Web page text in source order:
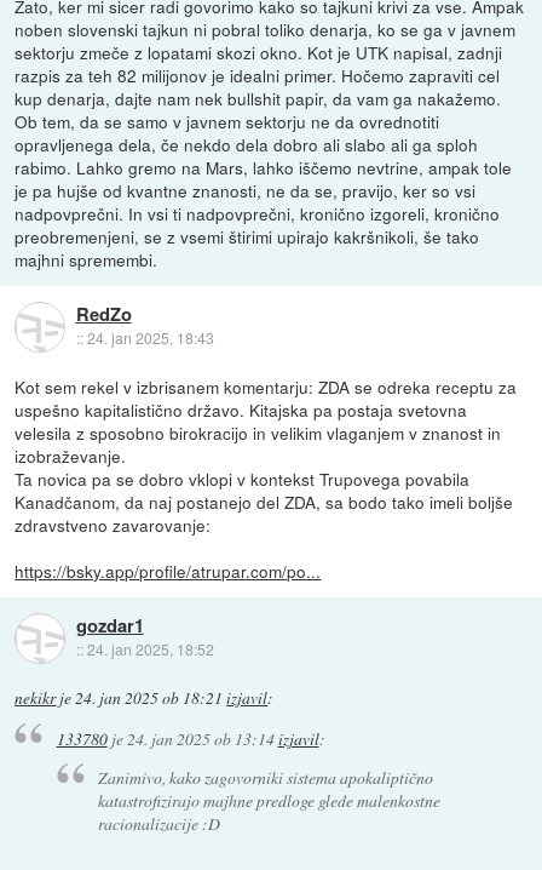
Zato, ker mi sicer radi govorimo kako so tajkuni krivi za vse. Ampak
noben slovenski tajkun ni pobral toliko denarja, ko se ga v javnem
sektorju zmeče z lopatami skozi okno. Kot je UTK napisal, zadnji
razpis za teh 82 milijonov je idealni primer. Hočemo zapraviti cel
kup denarja, dajte nam nek bullshit papir, da vam ga nakažemo.
Ob tem, da se samo v javnem sektorju ne da ovrednotiti
opravljenega dela, če nekdo dela dobro ali slabo ali ga sploh
rabimo. Lahko gremo na Mars, lahko iščemo nevtrine, ampak tole
je pa hujše od kvantne znanosti, ne da se, pravijo, ker so vsi
nadpovprečni. In vsi ti nadpovprečni, kronično izgoreli, kronično
preobremenjeni, se z vsemi štirimi upirajo kakršnikoli, še tako
majhni spremembi.
RedZo
::24. jan 2025, 18:43
Kot sem rekel v izbrisanem komentarju: ZDA se odreka receptu za
uspešno kapitalistično državo. Kitajska pa postaja svetovna
velesila z sposobno birokracijo in velikim vlaganjem v znanost in
izobraževanje.
Ta novica pa se dobro vklopi v kontekst Trupovega povabila
Kanadčanom, da naj postanejo del ZDA, sa bodo tako imeli boljše
zdravstveno zavarovanje:
https://bsky.app/profile/atrupar.com/po...
gozdar1
::24. jan 2025, 18:52
nekikrje24. jan 2025 ob 18:21 izjavil:
133780je 24. jan 2025 ob 13:14izjavil:
Zanimivo, kako zagovorniki sistema apokaliptično
katastrofizirajo majhne predloge glede malenkostne
racionalizacije :D